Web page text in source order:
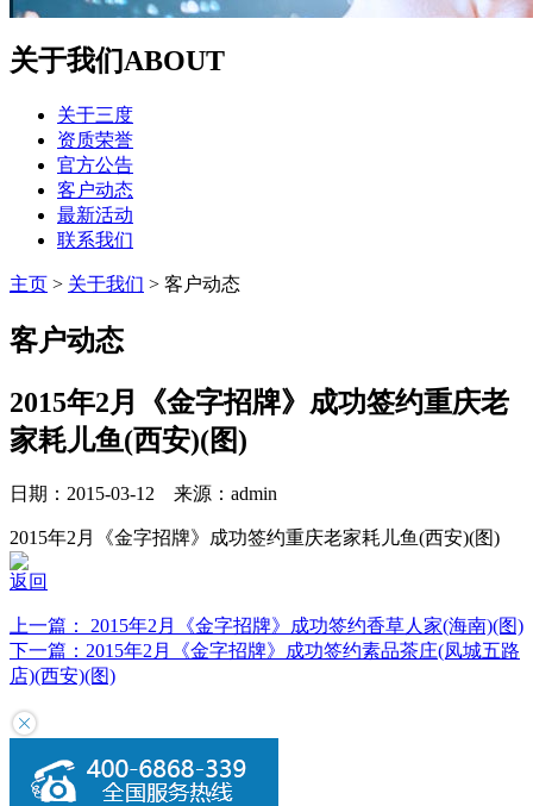
关于我们ABOUT
关于三度
资质荣誉
官方公告
客户动态
最新活动
联系我们
主页 > 关于我们 > 客户动态
客户动态
2015年2月《金字招牌》成功签约重庆老
家耗儿鱼(西安)(图)
日期：2015-03-12 来源：admin
2015年2月《金字招牌》成功签约重庆老家耗儿鱼(西安)(图)
返回
上一篇： 2015年2月《金字招牌》成功签约香草人家(海南)(图)
下一篇： 2015年2月《金字招牌》成功签约素品茶庄(凤城五路
店)(西安)(图)